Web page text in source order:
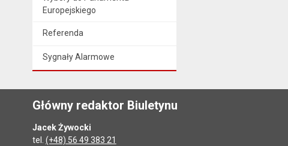
Europejskiego
Referenda
Sygnały Alarmowe
Główny redaktor Biuletynu
Jacek Żywocki
tel. (+48) 56 49 383 21